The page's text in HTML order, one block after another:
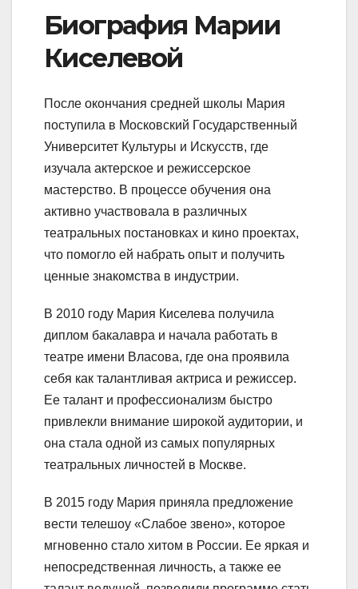
Биография Марии
Киселевой
После окончания средней школы Мария
поступила в Московский Государственный
Университет Культуры и Искусств, где
изучала актерское и режиссерское
мастерство. В процессе обучения она
активно участвовала в различных
театральных постановках и кино проектах,
что помогло ей набрать опыт и получить
ценные знакомства в индустрии.
В 2010 году Мария Киселева получила
диплом бакалавра и начала работать в
театре имени Власова, где она проявила
себя как талантливая актриса и режиссер.
Ее талант и профессионализм быстро
привлекли внимание широкой аудитории, и
она стала одной из самых популярных
театральных личностей в Москве.
В 2015 году Мария приняла предложение
вести телешоу «Слабое звено», которое
мгновенно стало хитом в России. Ее яркая и
непосредственная личность, а также ее